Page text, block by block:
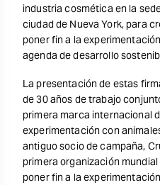
industria cosmética en la
ciudad de Nueva York, para
poner fin a la
agenda de desarrollo
La presentación de estas
de 30 años de trabajo
primera marca internacional
experimentación con
antiguo socio de campaña,
primera organización
poner fin a la